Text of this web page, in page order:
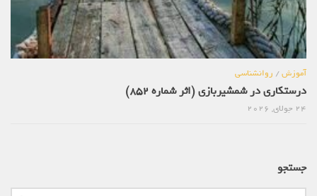
آموزش/روانشناسی
درستکاری در شمشیربازی (اثر شماره 852)
جستجو